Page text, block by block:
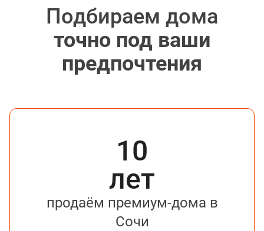
Подбираем дома
точно под ваши
предпочтения
10
лет
продаём премиум-дома в
Сочи